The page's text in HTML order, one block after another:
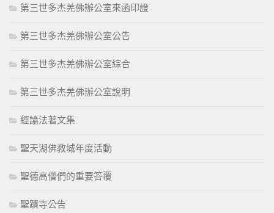
第三世多杰羌佛辦公室來函印證
第三世多杰羌佛辦公室公告
第三世多杰羌佛辦公室綜合
第三世多杰羌佛辦公室說明
經論法著文集
聖天湖佛教城年度活動
聖德高僧們的重要答覆
聖蹟寺公告